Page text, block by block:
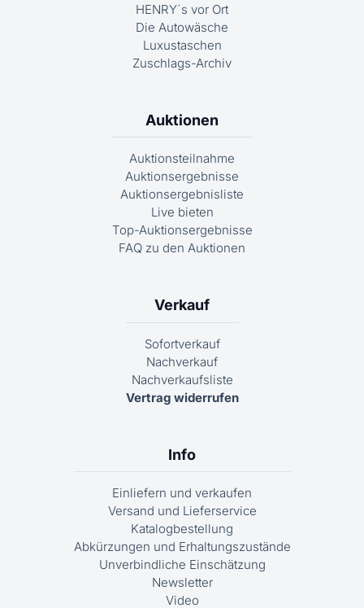
HENRY´s vor Ort
Die Autowäsche
Luxustaschen
Zuschlags-Archiv
Auktionen
Auktionsteilnahme
Auktionsergebnisse
Auktionsergebnisliste
Live bieten
Top-Auktionsergebnisse
FAQ zu den Auktionen
Verkauf
Sofortverkauf
Nachverkauf
Nachverkaufsliste
Vertrag widerrufen
Info
Einliefern und verkaufen
Versand und Lieferservice
Katalogbestellung
Abkürzungen und Erhaltungszustände
Unverbindliche Einschätzung
Newsletter
Video